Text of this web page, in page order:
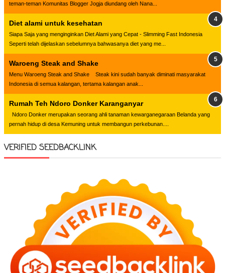
teman-teman Komunitas Blogger Jogja diundang oleh Nana...
Diet alami untuk kesehatan
Siapa Saja yang menginginkan Diet Alami yang Cepat - Slimming Fast Indonesia
Seperti telah dijelaskan sebelumnya bahwasanya diet yang me...
Waroeng Steak and Shake
Menu Waroeng Steak and Shake Steak kini sudah banyak diminati masyarakat
Indonesia di semua kalangan, tertama kalangan anak...
Rumah Teh Ndoro Donker Karanganyar
Ndoro Donker merupakan seorang ahli tanaman kewarganegaraan Belanda yang
pernah hidup di desa Kemuning untuk membangun perkebunan....
VERIFIED SEEDBACKLINK